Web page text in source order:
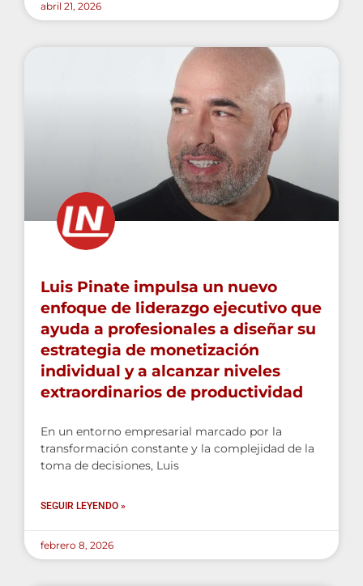
abril 21, 2026
Luis Pinate impulsa un nuevo
enfoque de liderazgo ejecutivo que
ayuda a profesionales a diseñar su
estrategia de monetización
individual y a alcanzar niveles
extraordinarios de productividad
En un entorno empresarial marcado por la
transformación constante y la complejidad de la
toma de decisiones, Luis
SEGUIR LEYENDO »
febrero 8, 2026